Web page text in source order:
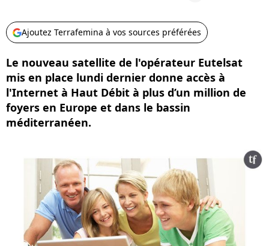
Ajoutez Terrafemina à vos sources préférées
Le nouveau satellite de l'opérateur Eutelsat
mis en place lundi dernier donne accès à
l'Internet à Haut Débit à plus d’un million de
foyers en Europe et dans le bassin
méditerranéen.